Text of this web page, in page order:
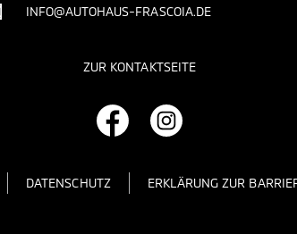
INFO@AUTOHAUS-FRASCOIA.DE
ZUR KONTAKTSEITE
DATENSCHUTZ ERKLÄRUNG ZUR